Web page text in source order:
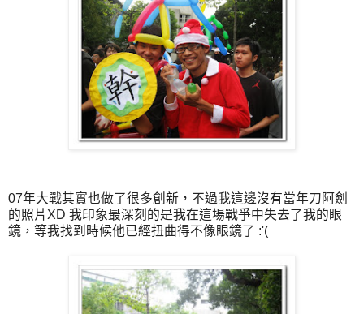
07年大戰其實也做了很多創新，不過我這邊沒有當年刀阿劍
的照片XD 我印象最深刻的是我在這場戰爭中失去了我的眼
鏡，等我找到時候他已經扭曲得不像眼鏡了 :'(